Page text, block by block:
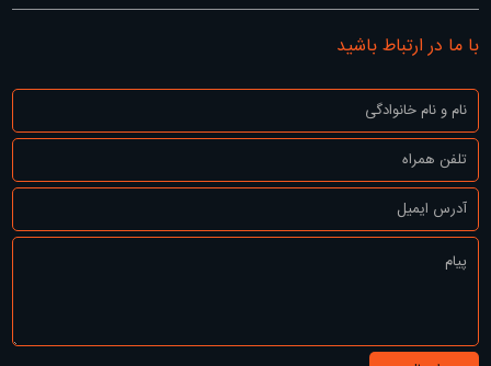
با ما در ارتباط باشید